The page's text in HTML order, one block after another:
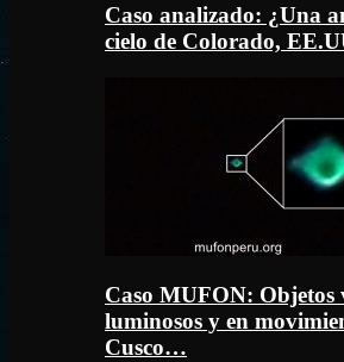
Caso analizado: ¿Una
cielo de Colorado,
Caso MUFON: Objetos
luminosos y en
Cusco…